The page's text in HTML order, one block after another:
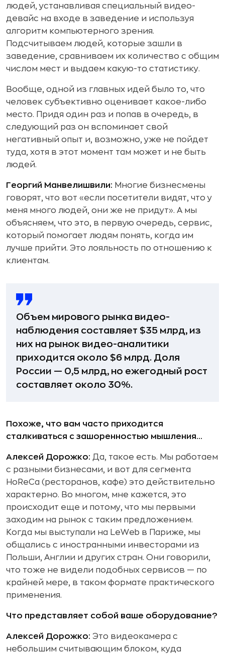
людей, устанавливая специальный видео-
девайс на входе в заведение и используя
алгоритм компьютерного зрения.
Подсчитываем людей, которые зашли в
заведение, сравниваем их количество с общим
числом мест и выдаем какую-то статистику.
Вообще, одной из главных идей было то, что
человек субъективно оценивает какое-либо
место. Придя один раз и попав в очередь, в
следующий раз он вспоминает свой
негативный опыт и, возможно, уже не пойдет
туда, хотя в этот момент там может и не быть
людей.
Георгий Манвелишвили: Многие бизнесмены
говорят, что вот «если посетители видят, что у
меня много людей, они же не придут». А мы
объясняем, что это, в первую очередь, сервис,
который помогает людям понять, когда им
лучше прийти. Это лояльность по отношению к
клиентам.
Объем мирового рынка видео-
наблюдения составляет $35 млрд, из
них на рынок видео-аналитики
приходится около $6 млрд. Доля
России — 0,5 млрд, но ежегодный рост
составляет около 30%.
Похоже, что вам часто приходится
сталкиваться с зашоренностью мышления…
Алексей Дорожко: Да, такое есть. Мы работаем
с разными бизнесами, и вот для сегмента
HoReCa (ресторанов, кафе) это действительно
характерно. Во многом, мне кажется, это
происходит еще и потому, что мы первыми
заходим на рынок с таким предложением.
Когда мы выступали на LeWeb в Париже, мы
общались с иностранными инвесторами из
Польши, Англии и других стран. Они говорили,
что тоже не видели подобных сервисов — по
крайней мере, в таком формате практического
применения.
Что представляет собой ваше оборудование?
Алексей Дорожко: Это видеокамера с
небольшим считывающим блоком, куда